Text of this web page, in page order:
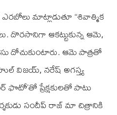
మాట్లాడుతూ “శివాత్మిక
దొరసానిగా ఆకట్టుకున్న ఆమె,
దోచుకుంటారు. ఆమె పాత్రతో
విజయ్, నరేష్ అగస్త్య
ఫొటో’తో ప్రేక్షకులతో పాటు
సందీప్‌ రాజ్‌ మా చిత్రానికి